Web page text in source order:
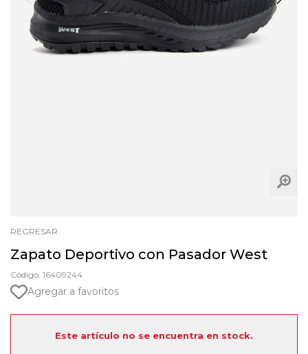
REGRESAR
Zapato Deportivo con Pasador West
Código: 16409244
Agregar a favoritos
Este artículo no se encuentra en stock.